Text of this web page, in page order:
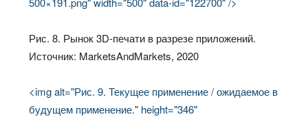
Рис. 8. Рынок 3D-печати в разрезе приложений.
Источник: MarketsAndMarkets, 2020
<img alt="Рис. 9. Текущее применение / ожидаемое в
будущем применение." height="346"